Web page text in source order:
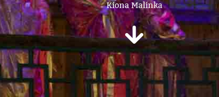
Kiona Malinka